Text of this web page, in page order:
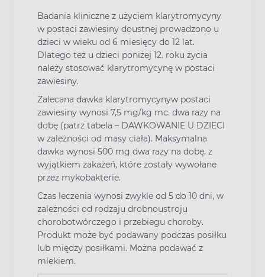
Badania kliniczne z użyciem klarytromycyny
w postaci zawiesiny doustnej prowadzono u
dzieci w wieku od 6 miesięcy do 12 lat.
Dlatego też u dzieci poniżej 12. roku życia
należy stosować klarytromycynę w postaci
zawiesiny.
Zalecana dawka klarytromycynyw postaci
zawiesiny wynosi 7,5 mg/kg mc. dwa razy na
dobę (patrz tabela – DAWKOWANIE U DZIECI
w zależności od masy ciała). Maksymalna
dawka wynosi 500 mg dwa razy na dobę, z
wyjątkiem zakażeń, które zostały wywołane
przez mykobakterie.
Czas leczenia wynosi zwykle od 5 do 10 dni, w
zależności od rodzaju drobnoustroju
chorobotwórczego i przebiegu choroby.
Produkt może być podawany podczas posiłku
lub między posiłkami. Można podawać z
mlekiem.